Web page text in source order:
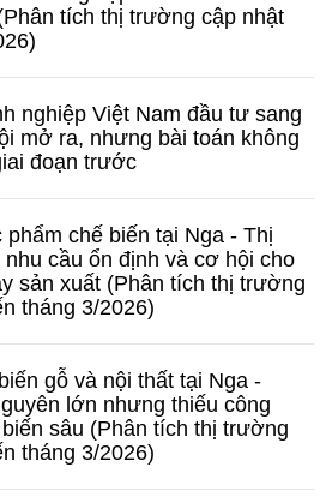
tích thị trường cập nhật
nghiệp Việt Nam đầu tư sang
mở ra, nhưng bài toán không
đoạn trước
phẩm chế biến tại Nga - Thị
cầu ổn định và cơ hội cho
sản xuất (Phân tích thị trường
tháng 3/2026)
gỗ và nội thất tại Nga -
lớn nhưng thiếu công
sâu (Phân tích thị trường
tháng 3/2026)